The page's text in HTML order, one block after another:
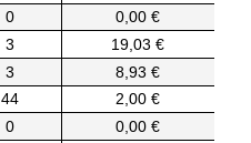
0
0,00 €
3
19,03 €
3
8,93 €
44
2,00 €
0
0,00 €